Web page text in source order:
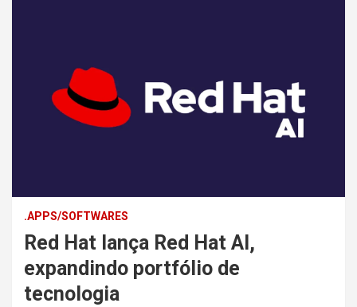
.APPS/SOFTWARES
Red Hat lança Red Hat AI,
expandindo portfólio de
tecnologia